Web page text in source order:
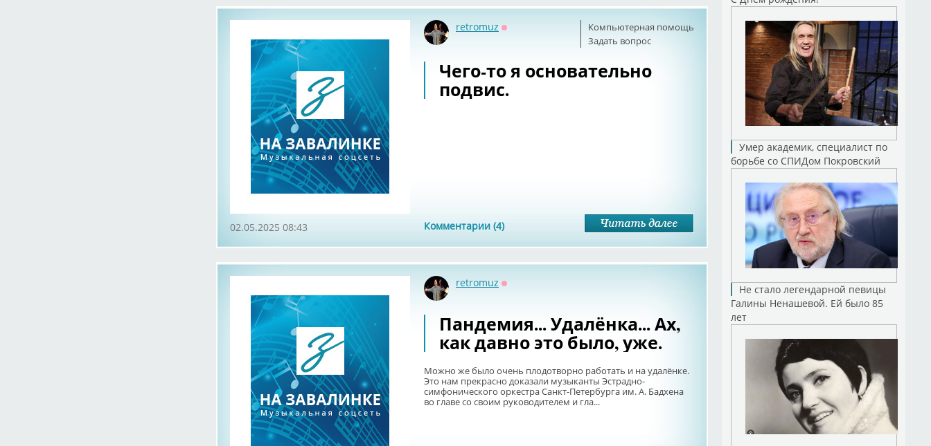
Компьютерная помощь
Задать вопрос
retromuz
Чего-то я основательно
подвис.
Комментарии (4)
02.05.2025 08:43
retromuz
Пандемия... Удалёнка... Ах,
как давно это было, уже.
Можно же было очень плодотворно работать и на удалёнке.
Это нам прекрасно доказали музыканты Эстрадно-
симфонического оркестра Санкт-Петербурга им. А. Бадхена
во главе со своим руководителем и гла...
Умер академик, специалист по
борьбе со СПИДом Покровский
Не стало легендарной певицы
Галины Ненашевой. Ей было 85
лет